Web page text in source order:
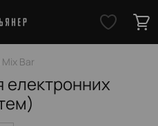
Mix Bar
електронних